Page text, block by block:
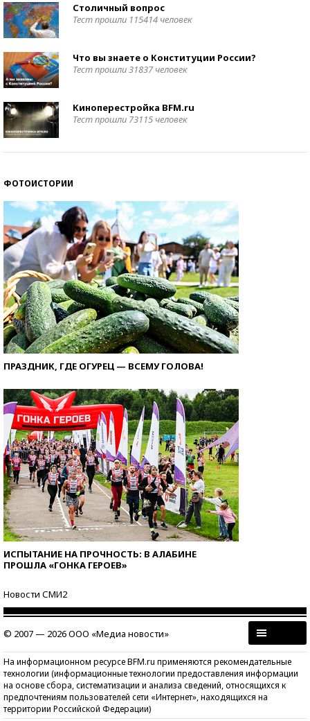
Столичный вопрос
Тест прошли 115414 человек
Что вы знаете о Конституции России?
Тест прошли 31837 человек
Киноперестройка BFM.ru
Тест прошли 73115 человек
ФОТОИСТОРИИ
ПРАЗДНИК, ГДЕ ОГУРЕЦ — ВСЕМУ ГОЛОВА!
ИСПЫТАНИЕ НА ПРОЧНОСТЬ: В АЛАБИНЕ
ПРОШЛА «ГОНКА ГЕРОЕВ»
Новости СМИ2
© 2007 — 2026 ООО «Медиа новости»
На информационном ресурсе BFM.ru применяются рекомендательные
технологии (информационные технологии предоставления информации
на основе сбора, систематизации и анализа сведений, относящихся к
предпочтениям пользователей сети «Интернет», находящихся на
территории Российской Федерации)